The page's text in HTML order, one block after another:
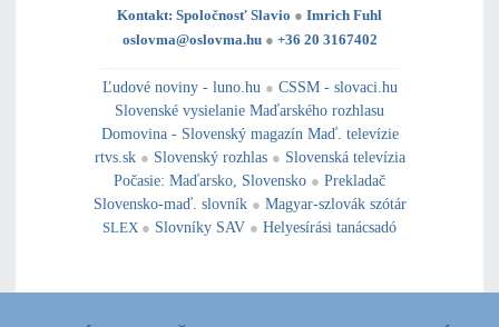
Kontakt: Spoločnosť Slavio ● Imrich Fuhl
oslovma@oslovma.hu ● +36 20 3167402
Ľudové noviny - luno.hu ● CSSM - slovaci.hu
Slovenské vysielanie Maďarského rozhlasu
Domovina - Slovenský magazín Maď. televízie
rtvs.sk ● Slovenský rozhlas ● Slovenská televízia
Počasie: Maďarsko Slovensko ● Prekladač
Slovensko-maď. slovník ● Magyar-szlovák szótár
SLEX ● Slovníky SAV ● Helyesírási tanácsadó